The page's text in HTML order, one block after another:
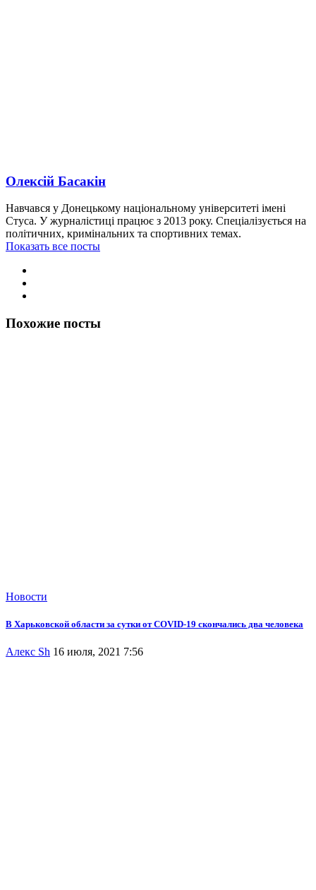
Олексій Басакін
Навчався у Донецькому національному університеті імені
Стуса. У журналістиці працює з 2013 року. Спеціалізується на
політичних, кримінальних та спортивних темах.
Показать все посты
Похожие посты
Новости
В Харьковской области за сутки от COVID-19 скончались два человека
Алекс Sh 16 июля, 2021 7:56